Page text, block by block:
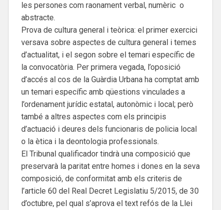
les persones com raonament verbal, numèric o
abstracte.
Prova de cultura general i teòrica: el primer exercici
versava sobre aspectes de cultura general i temes
d’actualitat, i el segon sobre el temari específic de
la convocatòria. Per primera vegada, l’oposició
d’accés al cos de la Guàrdia Urbana ha comptat amb
un temari específic amb qüestions vinculades a
l’ordenament jurídic estatal, autonòmic i local; però
també a altres aspectes com els principis
d’actuació i deures dels funcionaris de policia local
o la ètica i la deontologia professionals.
El Tribunal qualificador tindrà una composició que
preservarà la paritat entre homes i dones en la seva
composició, de conformitat amb els criteris de
l’article 60 del Real Decret Legislatiu 5/2015, de 30
d’octubre, pel qual s’aprova el text refós de la Llei